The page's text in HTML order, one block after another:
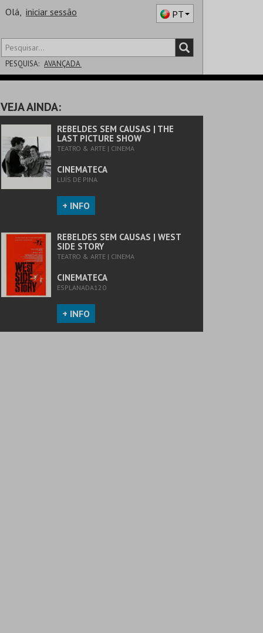
Olá, iniciar sessão PT
PESQUISA: AVANÇADA
SALA
VEJA AINDA:
REBELDES SEM CAUSAS | THE
LAST PICTURE SHOW
TEATRO & ARTE | CINEMA
CINEMATECA
LUÍS DE PINA
+ INFO
REBELDES SEM CAUSAS | WEST
SIDE STORY
TEATRO & ARTE | CINEMA
CINEMATECA
ESPLANADA120
+ INFO